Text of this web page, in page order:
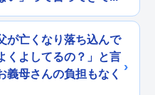
が亡くなり落ち込んで
くよしてるの？」と言
義母さんの負担もなく